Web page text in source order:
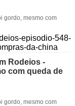
gordo, mesmo com
Rodeios -
com queda de
gordo, mesmo com